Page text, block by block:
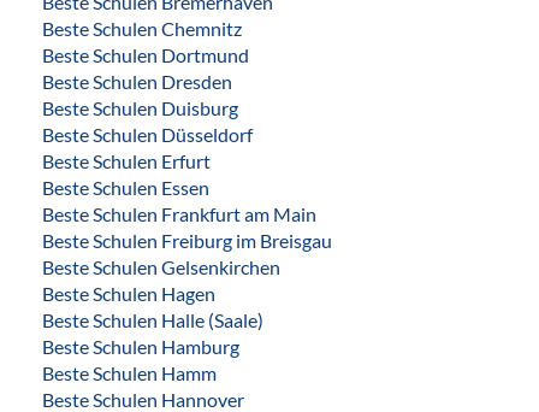
Beste Schulen Chemnitz
Beste Schulen Dortmund
Beste Schulen Dresden
Beste Schulen Duisburg
Beste Schulen Düsseldorf
Beste Schulen Erfurt
Beste Schulen Essen
Beste Schulen Frankfurt am Main
Beste Schulen Freiburg im Breisgau
Beste Schulen Gelsenkirchen
Beste Schulen Hagen
Beste Schulen Halle (Saale)
Beste Schulen Hamburg
Beste Schulen Hamm
Beste Schulen Hannover